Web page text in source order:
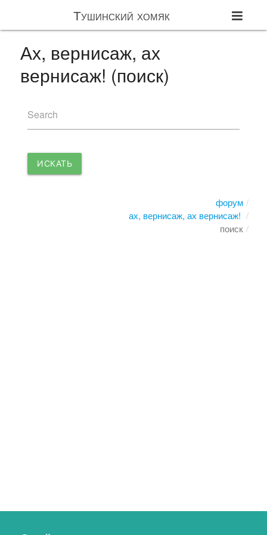
Тушинский хомяк
Ах, вернисаж, ах
вернисаж! (поиск)
Search
ИСКАТЬ
форум
ах, вернисаж, ах вернисаж!
поиск